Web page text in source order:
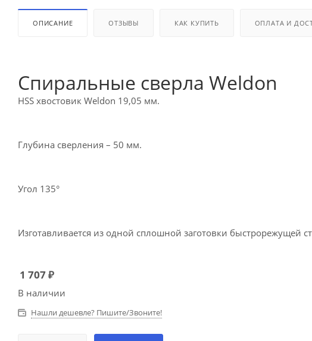
ОПИСАНИЕ ОТЗЫВЫ КАК КУПИТЬ ОПЛАТА И
Спиральные сверла Weldon
HSS хвостовик Weldon 19,05 мм.
Глубина сверления – 50 мм.
Угол 135°
Изготавливается из одной сплошной заготовки быстрорежущей
1 707₽
В наличии
Нашли дешевле? Пишите/Звоните!